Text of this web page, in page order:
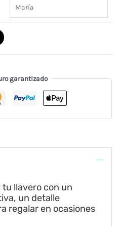
garantizado
llavero con un
un detalle
regalar en ocasiones